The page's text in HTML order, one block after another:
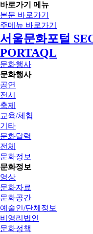
바로가기 메뉴
본문 바로가기
주메뉴 바로가기
서울문화포털
PORTAQL
문화행사
문화행사
공연
전시
축제
교육/체험
기타
문화달력
전체
문화정보
문화정보
영상
문화자료
문화공간
예술인/단체정보
비영리법인
문화정책